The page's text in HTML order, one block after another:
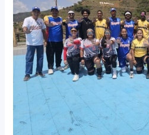
de
Venezuela
se
prepara
para
conquistar
disciplina